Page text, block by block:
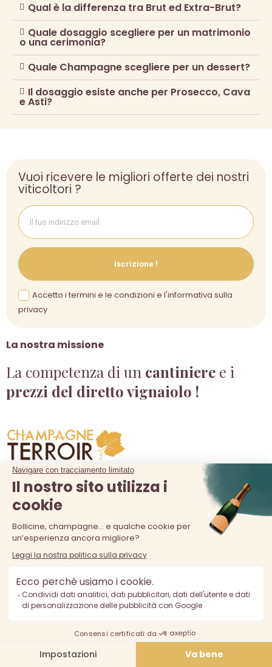
Qual è la differenza tra Brut ed Extra-Brut?
Quale dosaggio scegliere per un matrimonio
o una cerimonia?
Quale Champagne scegliere per un dessert?
Il dosaggio esiste anche per Prosecco, Cava
e Asti?
La nostra missione
La competenza di un cantiniere e i
prezzi del diretto vignaiolo !
Vuoi ricevere le migliori offerte dei nostri
viticoltori ?
Iscrizione !
Accetto i termini e le condizioni e l'informativa sulla
privacy
Prodotti
La nostra azienda
Condizioni generali di vendita
Pagamento sicuro